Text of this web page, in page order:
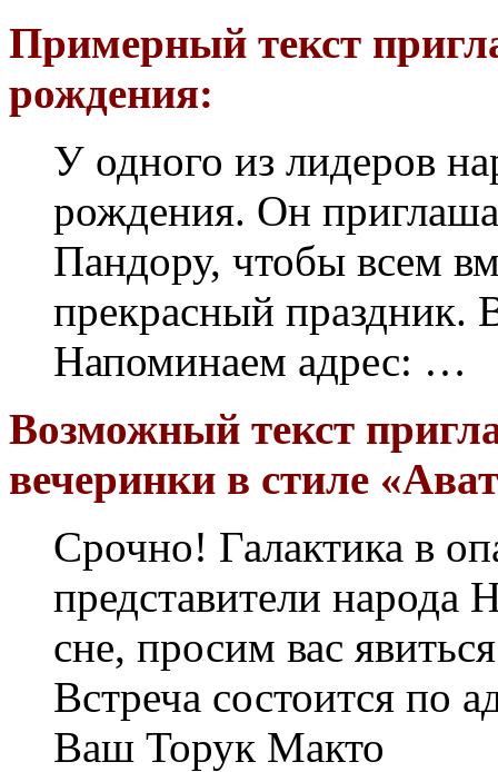
Примерный текст
рождения:
У одного из лидеров
рождения. Он
Пандору, чтобы всем
прекрасный праздник.
Напоминаем адрес: …
Возможный текст
вечеринки в стиле
Срочно! Галактика в
представители народа
сне, просим вас
Встреча состоится
Ваш Торук Макто